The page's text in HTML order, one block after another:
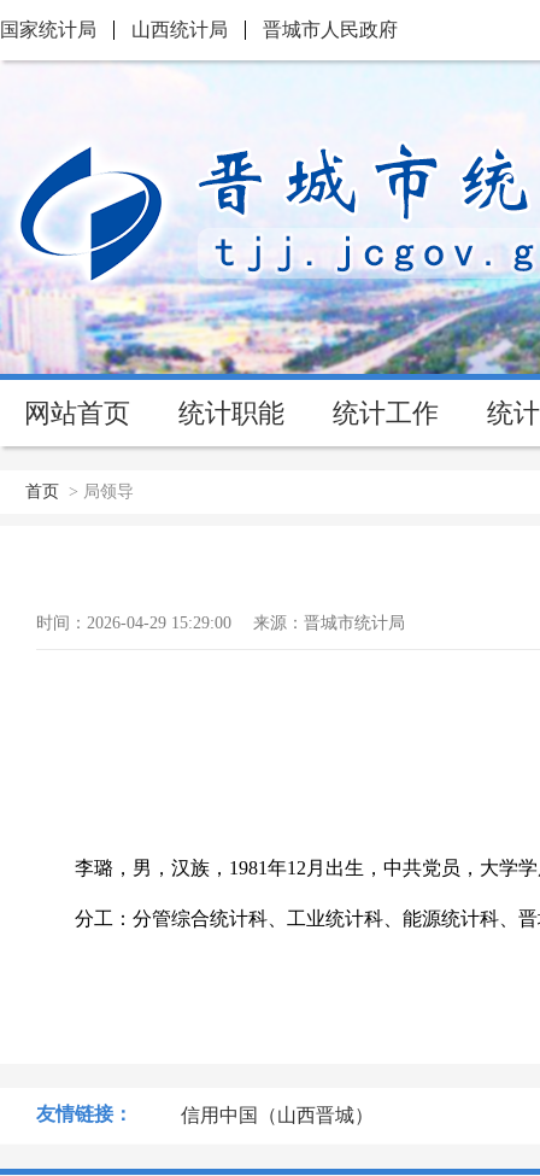
国家统计局 山西统计局 晋城市人民政府
网站首页 统计职能 统计工作 统
首页 > 局领导
时间： 2026-04-29 15:29:00 来源： 晋城市统计局
李璐，男，汉族，1981年12月出生，中共党员，大学
分工： 分管综合统计科、工业统计科、能源统计科、
友情链接： 信用中国（山西晋城）